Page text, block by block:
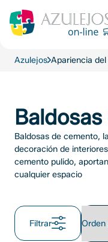
content
Azulejos Apariencia
Baldosas de cemento,
decoración de
cemento pulido,
cualquier espacio
Filtrar